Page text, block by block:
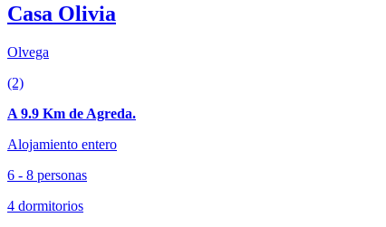
Casa Olivia
Olvega
(2)
A 9.9 Km de Agreda.
Alojamiento entero
6 - 8 personas
4 dormitorios